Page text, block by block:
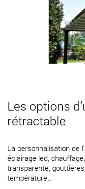
Les options
rétractable
La personnalisation de
éclairage led,
transparente,
température…